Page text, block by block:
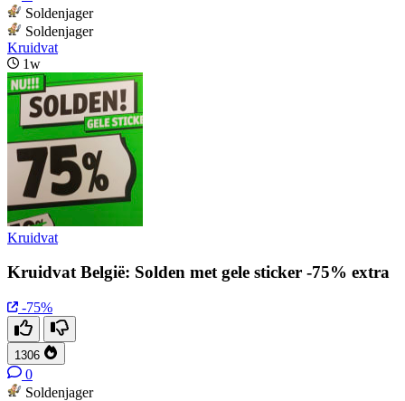
Soldenjager
Soldenjager
Kruidvat
1w
Kruidvat
Kruidvat België: Solden met gele sticker -75% extra
-75%
1306
0
Soldenjager